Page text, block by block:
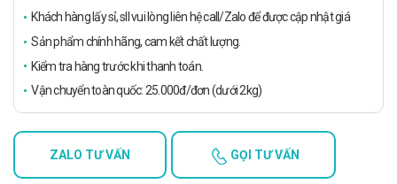
Khách hàng lấy sỉ, sll vui lòng liên hệ call/Zalo để được cập nhật giá
Sản phẩm chính hãng, cam kết chất lượng.
Kiểm tra hàng trước khi thanh toán.
Vận chuyển toàn quốc: 25.000đ/đơn (dưới 2kg)
ZALO TƯ VẤN GỌI TƯ VẤN